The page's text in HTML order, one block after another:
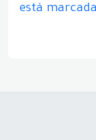
está